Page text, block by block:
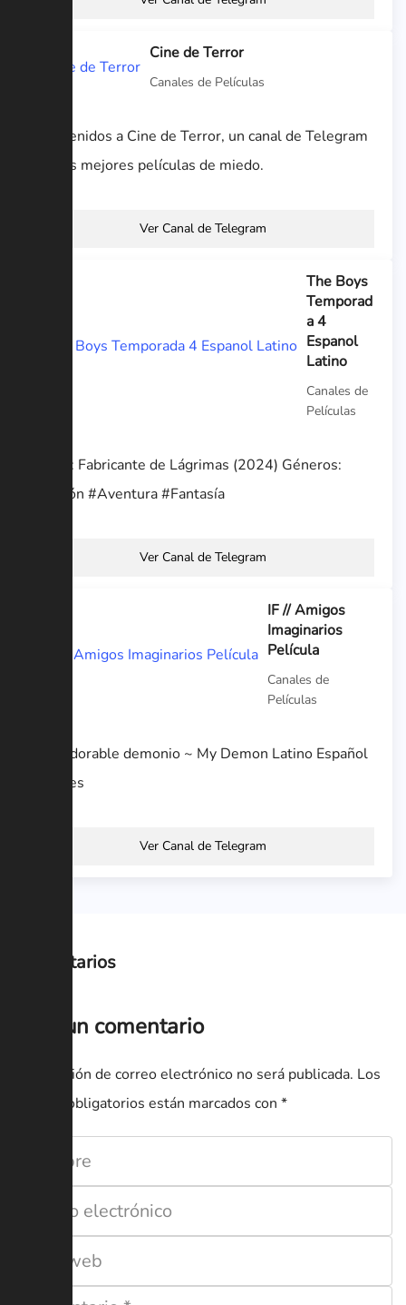
Cine de Terror
Canales de Películas
Bienvenidos a Cine de Terror, un canal de Telegram
con las mejores películas de miedo.
Ver Canal de Telegram
The Boys
Temporad
a 4
Espanol
Latino
Canales de
Películas
Título: Fabricante de Lágrimas (2024) Géneros:
#Acción #Aventura #Fantasía
Ver Canal de Telegram
IF // Amigos
Imaginarios
Película
Canales de
Películas
– Mi adorable demonio ~ My Demon Latino Español
– Series
Ver Canal de Telegram
Comentarios
Deja un comentario
Tu dirección de correo electrónico no será publicada. Los
campos obligatorios están marcados con *